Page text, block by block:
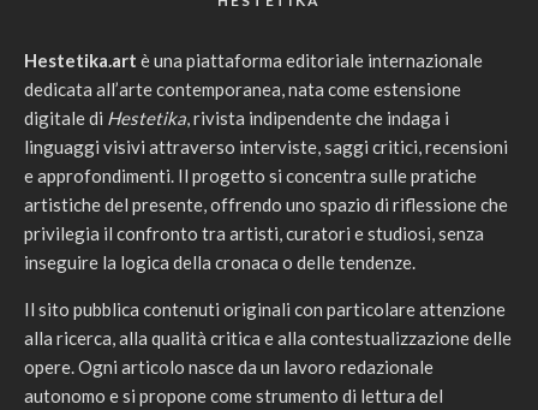
Hestetika.art è una piattaforma editoriale internazionale
dedicata all’arte contemporanea, nata come estensione
digitale di Hestetika, rivista indipendente che indaga i
linguaggi visivi attraverso interviste, saggi critici, recensioni
e approfondimenti. Il progetto si concentra sulle pratiche
artistiche del presente, offrendo uno spazio di riflessione che
privilegia il confronto tra artisti, curatori e studiosi, senza
inseguire la logica della cronaca o delle tendenze.
Il sito pubblica contenuti originali con particolare attenzione
alla ricerca, alla qualità critica e alla contestualizzazione delle
opere. Ogni articolo nasce da un lavoro redazionale
autonomo e si propone come strumento di lettura del